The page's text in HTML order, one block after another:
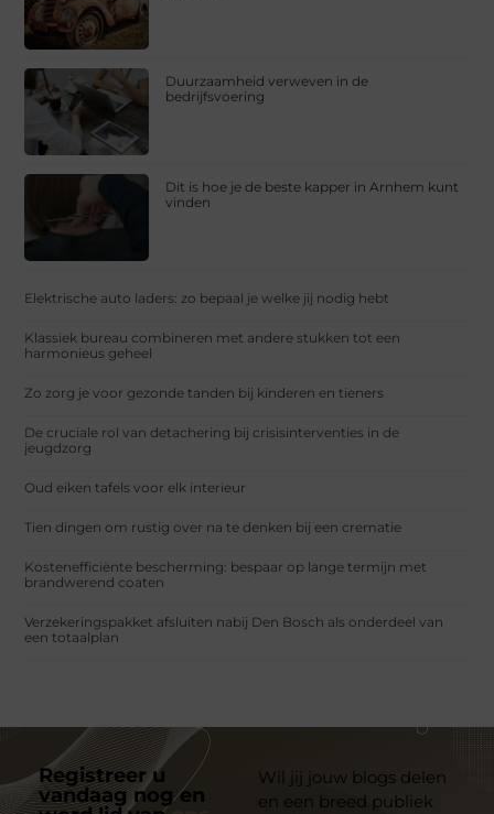
Duurzaamheid verweven in de
bedrijfsvoering
Dit is hoe je de beste kapper in Arnhem kunt
vinden
Elektrische auto laders: zo bepaal je welke jij nodig hebt
Klassiek bureau combineren met andere stukken tot een
harmonieus geheel
Zo zorg je voor gezonde tanden bij kinderen en tieners
De cruciale rol van detachering bij crisisinterventies in de
jeugdzorg
Oud eiken tafels voor elk interieur
Tien dingen om rustig over na te denken bij een crematie
Kostenefficiënte bescherming: bespaar op lange termijn met
brandwerend coaten
Verzekeringspakket afsluiten nabij Den Bosch als onderdeel van
een totaalplan
Registreer u
vandaag nog en
Wil jij jouw blogs delen
en een breed publiek